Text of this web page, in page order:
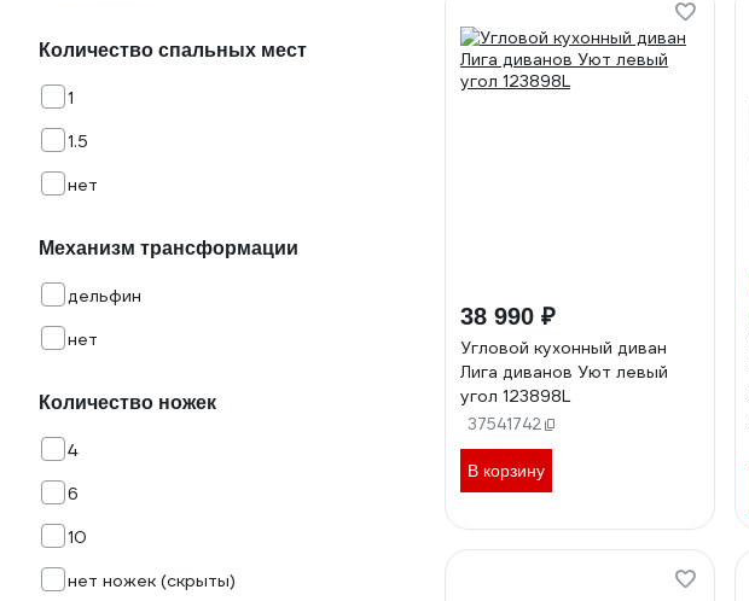
Количество спальных мест
1
1.5
нет
Механизм трансформации
дельфин
нет
Количество ножек
4
6
10
нет ножек (скрыты)
38 990 ₽
Угловой кухонный диван
Лига диванов Уют левый
угол 123898L
37541742
В корзину